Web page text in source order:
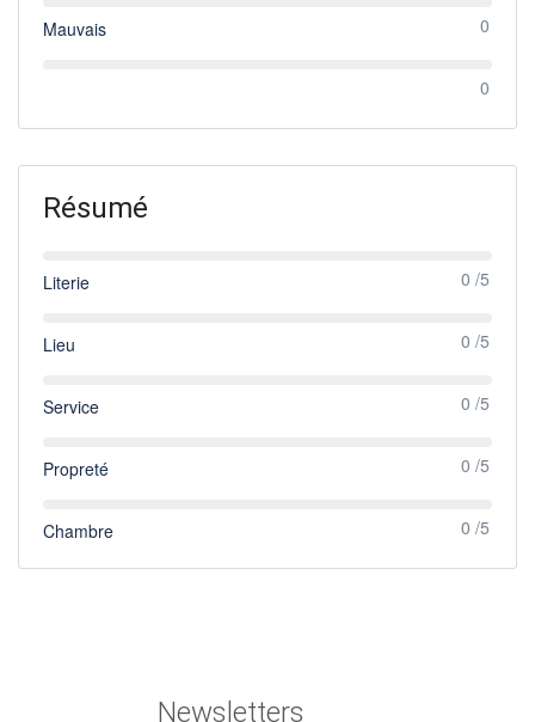
Mauvais 0
0
Résumé
Literie 0 /5
Lieu 0 /5
Service 0 /5
Propreté 0 /5
Chambre 0 /5
Newsletters